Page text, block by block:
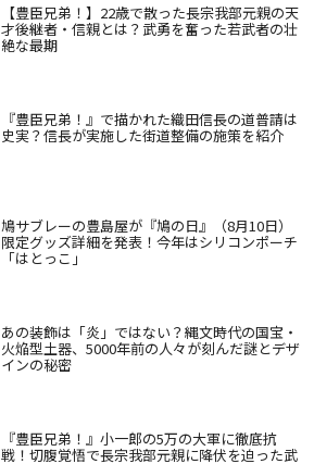
【豊臣兄弟！】22歳で散った長宗我部元親の天
才後継者・信親とは？武勇を奮った若武者の壮
絶な最期
『豊臣兄弟！』で描かれた織田信長の道普請は
史実？信長が実施した街道整備の施策を紹介
鳩サブレーの豊島屋が『鳩の日』（8月10日）
限定グッズ詳細を発表！今年はシリコンポーチ
「はとっこ」
あの装飾は「炎」ではない？縄文時代の国宝・
火焔型土器、5000年前の人々が刻んだ謎とデザ
インの秘密
『豊臣兄弟！』小一郎の5万の大軍に徹底抗
戦！切腹覚悟で長宗我部元親に降伏を迫った武